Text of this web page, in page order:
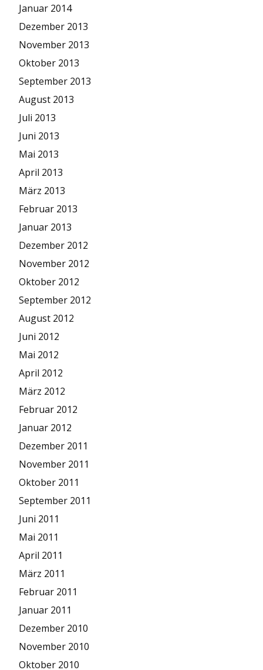
Januar 2014
Dezember 2013
November 2013
Oktober 2013
September 2013
August 2013
Juli 2013
Juni 2013
Mai 2013
April 2013
März 2013
Februar 2013
Januar 2013
Dezember 2012
November 2012
Oktober 2012
September 2012
August 2012
Juni 2012
Mai 2012
April 2012
März 2012
Februar 2012
Januar 2012
Dezember 2011
November 2011
Oktober 2011
September 2011
Juni 2011
Mai 2011
April 2011
März 2011
Februar 2011
Januar 2011
Dezember 2010
November 2010
Oktober 2010